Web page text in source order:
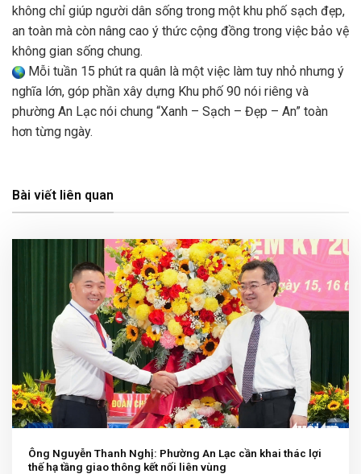
không chỉ giúp người dân sống trong một khu phố sạch đẹp,
an toàn mà còn nâng cao ý thức cộng đồng trong việc bảo vệ
không gian sống chung.
Mỗi tuần 15 phút ra quân là một việc làm tuy nhỏ nhưng ý
nghĩa lớn, góp phần xây dựng Khu phố 90 nói riêng và
phường An Lạc nói chung “Xanh – Sạch – Đẹp – An” toàn
hơn từng ngày.
Bài viết liên quan
Ông Nguyễn Thanh Nghị: Phường An Lạc cần khai thác lợi
thế hạ tầng giao thông kết nối liên vùng